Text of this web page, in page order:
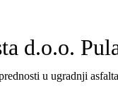
d.o.o.
u ugradnji